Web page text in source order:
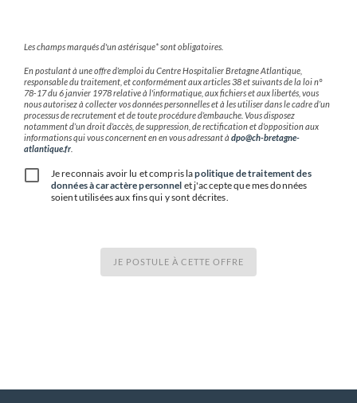
Les champs marqués d'un astérisque* sont obligatoires.
En postulant à une offre d’emploi du Centre Hospitalier Bretagne Atlantique,
responsable du traitement, et conformément aux articles 38 et suivants de la loi n°
78-17 du 6 janvier 1978 relative à l'informatique, aux fichiers et aux libertés, vous
nous autorisez à collecter vos données personnelles et à les utiliser dans le cadre d’un
processus de recrutement et de toute procédure d’embauche. Vous disposez
notamment d’un droit d’accès, de suppression, de rectification et d’opposition aux
informations qui vous concernent en en vous adressant à dpo@ch-bretagne-
atlantique.fr
Je reconnais avoir lu et compris lapolitique de traitement des
données à caractère personnel et j'accepte que mes données
soient utilisées aux fins qui y sont décrites.
JE POSTULE À CETTE OFFRE